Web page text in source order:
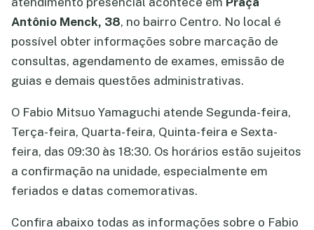
Antônio Menck, 38, no bairro Centro. No local é
possível obter informações sobre marcação de
consultas, agendamento de exames, emissão de
guias e demais questões administrativas.
O Fabio Mitsuo Yamaguchi atende Segunda-feira,
Terça-feira, Quarta-feira, Quinta-feira e Sexta-
feira, das 09:30 às 18:30. Os horários estão sujeitos
a confirmação na unidade, especialmente em
feriados e datas comemorativas.
Confira abaixo todas as informações sobre o Fabio